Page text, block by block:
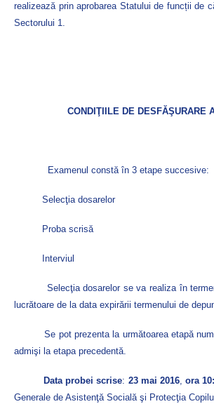
realizează prin aprobarea Statului de funcții de
Sectorului 1.
CONDIŢIILE DE DESFĂŞURARE
Examenul constă în 3 etape succesive:
Selecţia dosarelor
Proba scrisă
Interviul
Selecţia dosarelor se va realiza în
lucrătoare de la data expirării termenului de
Se pot prezenta la următoarea etapă
admişi la etapa precedentă.
Data probei scrise: 23 mai 2016, ora
Generale de Asistenţă Socială şi Protecţia